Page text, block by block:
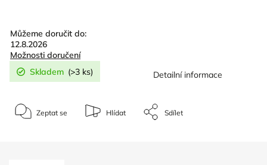
Můžeme doručit do:
12.8.2026
Možnosti doručení
Skladem (>3 ks) Detailní informace
Zeptat se Hlídat Sdílet